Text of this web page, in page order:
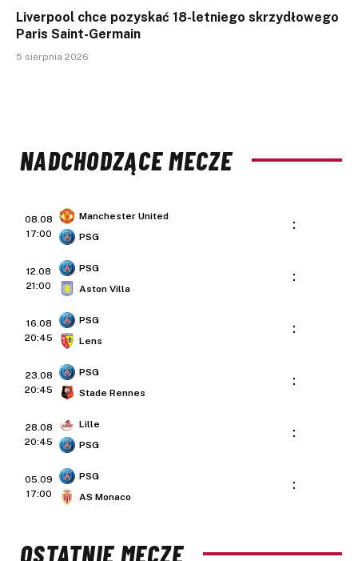
Liverpool chce pozyskać 18-letniego skrzydłowego
Paris Saint-Germain
5 sierpnia 2026
NADCHODZĄCE MECZE
08.08
17:00
Manchester United
PSG
:
12.08
21:00
PSG
Aston Villa
:
16.08
20:45
PSG
Lens
:
23.08
20:45
PSG
Stade Rennes
:
28.08
20:45
Lille
PSG
:
05.09
17:00
PSG
AS Monaco
:
OSTATNIE MECZE